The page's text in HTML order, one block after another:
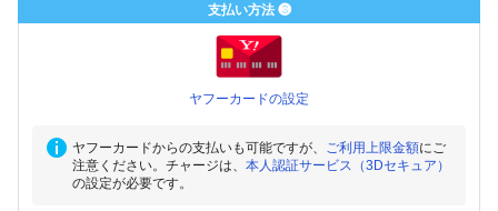
支払い方法 ❸
ヤフーカードの設定
ヤフーカードからの支払いも可能ですが、 ご利用上限金額にご
注意ください。チャージは、 本人認証サービス（3Dセキュア）
の設定が必要です。